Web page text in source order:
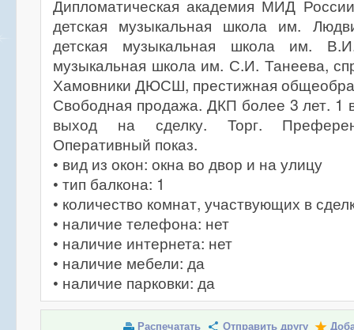
Дипломатическая академия МИД
детская музыкальная школа им.
детская музыкальная школа им.
музыкальная школа им. С.И. Танеева,
Хамовники ДЮСШ, престижная
Свободная продажа. ДКП более 3 лет. 1
выход на сделку. Торг.
Оперативный показ.
• вид из окон: окна во двор и на улицу
• тип балкона: 1
• количество комнат, участвующих в
• наличие телефона: нет
• наличие интернета: нет
• наличие мебели: да
• наличие парковки: да
Распечатать Отправить другу